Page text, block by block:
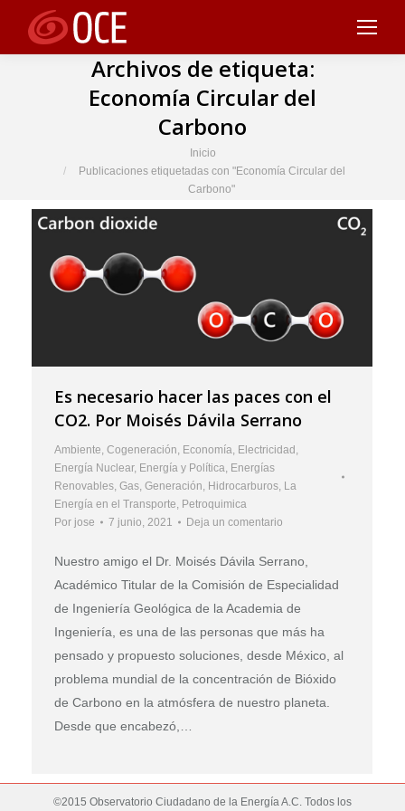
Archivos de etiqueta:
Economía Circular del
Carbono
Inicio
Publicaciones etiquetadas con "Economía Circular del
Carbono"
Es necesario hacer las paces con el
CO2. Por Moisés Dávila Serrano
Ambiente Cogeneración Economía Electricidad
Energía Nuclear, Energía y Política Energías
Renovables Gas Generación Hidrocarburos La
Energía en el Transporte Petroquimica
Por jose 7 junio, 2021 Deja un comentario
Nuestro amigo el Dr. Moisés Dávila Serrano,
Académico Titular de la Comisión de Especialidad
de Ingeniería Geológica de la Academia de
Ingeniería, es una de las personas que más ha
pensado y propuesto soluciones, desde México, al
problema mundial de la concentración de Bióxido
de Carbono en la atmósfera de nuestro planeta.
Desde que encabezó,…
©2015 Observatorio Ciudadano de la Energía A.C. Todos los